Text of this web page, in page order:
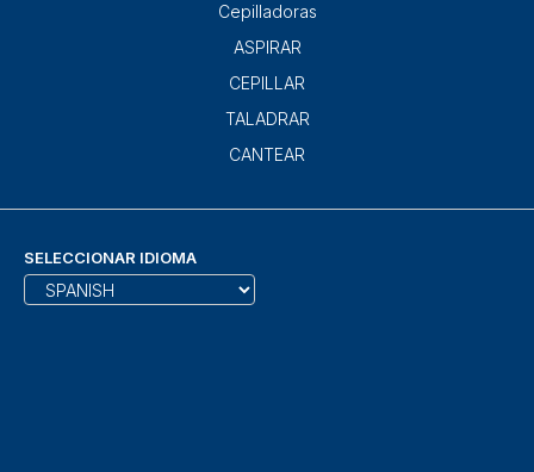
Cepilladoras
ASPIRAR
CEPILLAR
TALADRAR
CANTEAR
SELECCIONAR IDIOMA